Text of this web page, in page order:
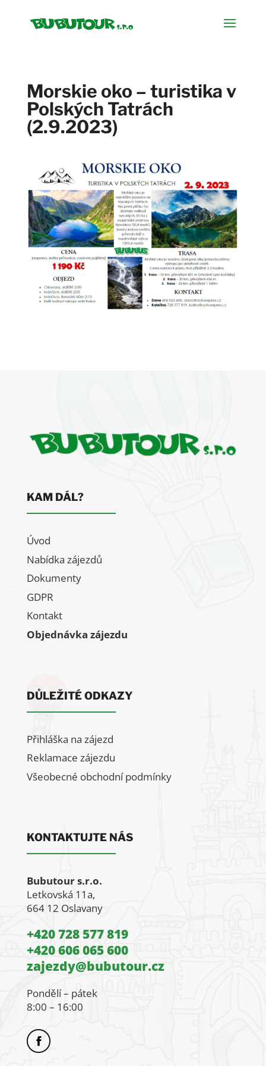
Morskie oko – turistika v
Polských Tatrách
(2.9.2023)
KAM DÁL?
Úvod
Nabídka zájezdů
Dokumenty
GDPR
Kontakt
Objednávka zájezdu
DŮLEŽITÉ ODKAZY
Přihláška na zájezd
Reklamace zájezdu
Všeobecné obchodní podmínky
KONTAKTUJTE NÁS
Bubutour s.r.o.
Letkovská 11a,
664 12 Oslavany
+420 728 577 819
+420 606 065 600
zajezdy@bubutour.cz
Pondělí – pátek
8:00 – 16:00